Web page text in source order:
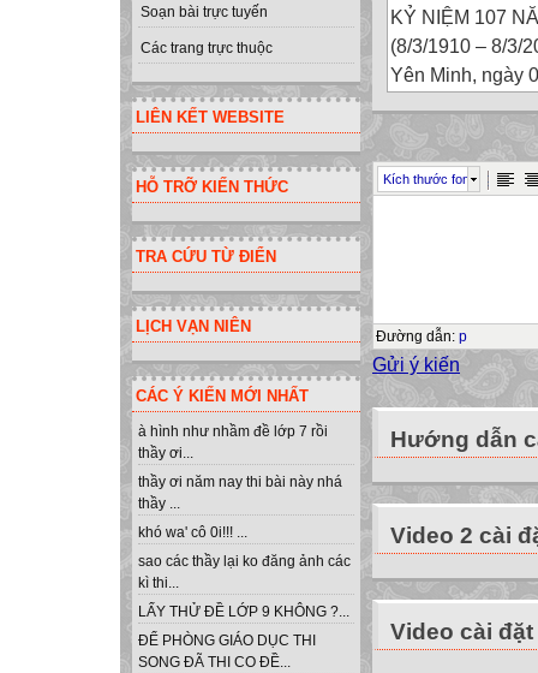
Soạn bài trực tuyến
Các trang trực thuộc
LIÊN KẾT WEBSITE
HỖ TRỠ KIẾN THỨC
TRA CỨU TỪ ĐIỂN
LỊCH VẠN NIÊN
CÁC Ý KIẾN MỚI NHẤT
à hình như nhầm đề lớp 7 rồi
thầy ơi...
thầy ơi năm nay thi bài này nhá
thầy ...
khó wa' cô 0i!!! ...
sao các thầy lại ko đăng ảnh các
kì thi...
LẤY THỬ ĐỀ LỚP 9 KHÔNG ?...
ĐỂ PHÒNG GIÁO DỤC THI
SONG ĐÃ THI CO ĐỀ...
KỶ NIỆM 107
(8/3/1910 – 8/3/
Yên Minh, ngày
CÔNG ĐOÀN
Hội thi
Nữ công khéo
Kích thước font
Đường dẫn: p
Gửi ý kiến
Hướng dẫn
Video 2 cài
Video cài đặt